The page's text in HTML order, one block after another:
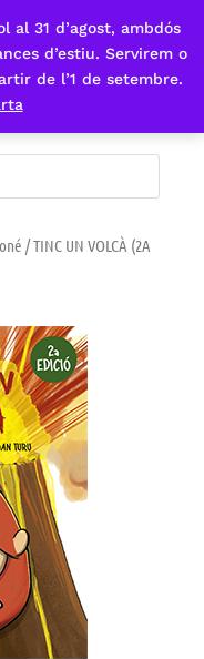
al 31 d’agost, ambdós
d’estiu. Servirem o
de l’1 de setembre.
/ TINC UN VOLCÀ (2A